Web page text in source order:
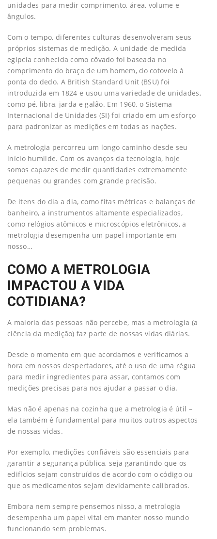
unidades para medir comprimento, área, volume e
ângulos.
Com o tempo, diferentes culturas desenvolveram seus
próprios sistemas de medição. A unidade de medida
egípcia conhecida como côvado foi baseada no
comprimento do braço de um homem, do cotovelo à
ponta do dedo. A British Standard Unit (BSU) foi
introduzida em 1824 e usou uma variedade de unidades,
como pé, libra, jarda e galão. Em 1960, o Sistema
Internacional de Unidades (SI) foi criado em um esforço
para padronizar as medições em todas as nações.
A metrologia percorreu um longo caminho desde seu
início humilde. Com os avanços da tecnologia, hoje
somos capazes de medir quantidades extremamente
pequenas ou grandes com grande precisão.
De itens do dia a dia, como fitas métricas e balanças de
banheiro, a instrumentos altamente especializados,
como relógios atômicos e microscópios eletrônicos, a
metrologia desempenha um papel importante em
nosso…
COMO A METROLOGIA
IMPACTOU A VIDA
COTIDIANA?
A maioria das pessoas não percebe, mas a metrologia (a
ciência da medição) faz parte de nossas vidas diárias.
Desde o momento em que acordamos e verificamos a
hora em nossos despertadores, até o uso de uma régua
para medir ingredientes para assar, contamos com
medições precisas para nos ajudar a passar o dia.
Mas não é apenas na cozinha que a metrologia é útil –
ela também é fundamental para muitos outros aspectos
de nossas vidas.
Por exemplo, medições confiáveis são essenciais para
garantir a segurança pública, seja garantindo que os
edifícios sejam construídos de acordo com o código ou
que os medicamentos sejam devidamente calibrados.
Embora nem sempre pensemos nisso, a metrologia
desempenha um papel vital em manter nosso mundo
funcionando sem problemas.